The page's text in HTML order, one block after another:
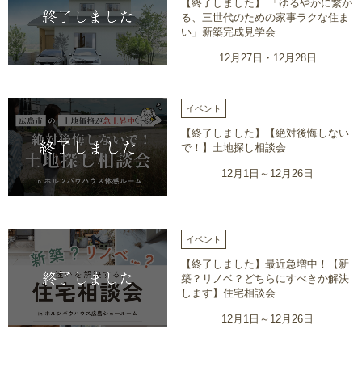
【終了しました】 「ゆるやかに繋が
る、三世代のための家事ラクな住ま
い」新築完成見学会
12月27日・12月28日
イベント
【終了しました】【絶対後悔しない
で！】土地探し相談会
12月1日～12月26日
イベント
【終了しました】最近急増中！【新
築？リノベ？どちらにすべきか解決
します】住宅相談会
12月1日～12月26日